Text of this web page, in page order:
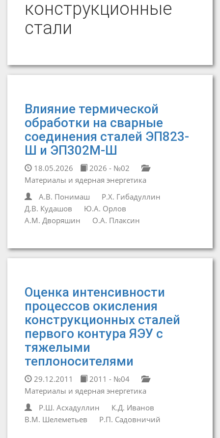
конструкционные
стали
Влияние термической
обработки на сварные
соединения сталей ЭП823-
Ш и ЭП302М-Ш
18.05.2026
2026 - №02
Материалы и ядерная энергетика
А.В. Понимаш
Р.Х. Гибадуллин
Д.В. Кудашов
Ю.А. Орлов
А.М. Дворяшин
О.А. Плаксин
Оценка интенсивности
процессов окисления
конструкционных сталей
первого контура ЯЭУ с
тяжелыми
теплоносителями
29.12.2011
2011 - №04
Материалы и ядерная энергетика
Р.Ш. Асхадуллин
К.Д. Иванов
В.М. Шелеметьев
Р.П. Садовничий